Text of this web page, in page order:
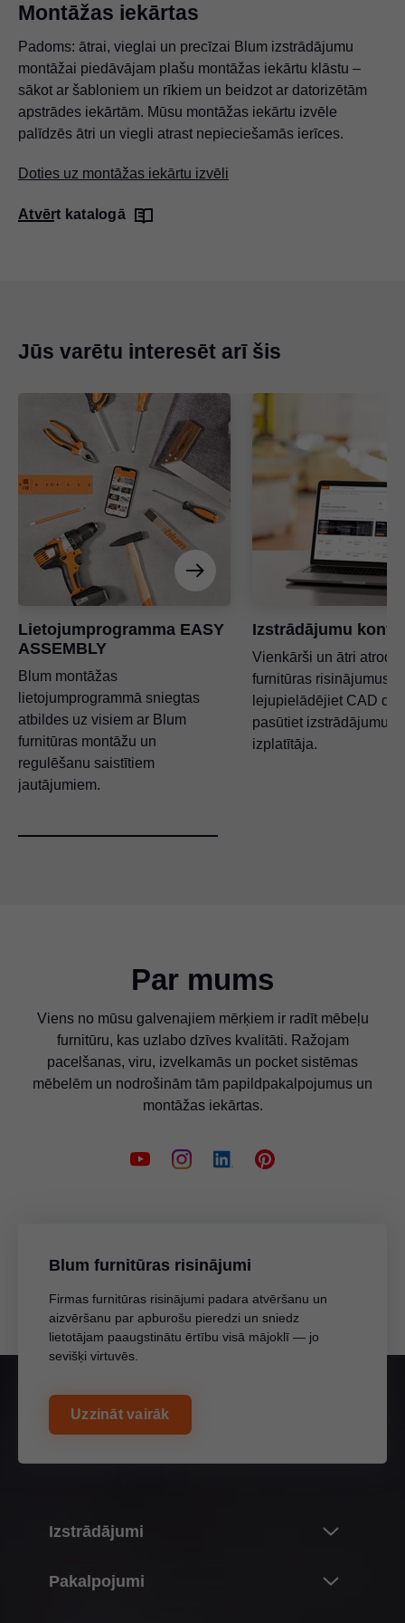
Montāžas iekārtas
Padoms: ātrai, vieglai un precīzai Blum izstrādājumu
montāžai piedāvājam plašu montāžas iekārtu klāstu –
sākot ar šabloniem un rīkiem un beidzot ar datorizētām
apstrādes iekārtām. Mūsu montāžas iekārtu izvēle
palīdzēs ātri un viegli atrast nepieciešamās ierīces.
Doties uz montāžas iekārtu izvēli
Atvērt katalogā
Jūs varētu interesēt arī šis
Lietojumprogramma EASY
ASSEMBLY
Blum montāžas
lietojumprogrammā sniegtas
atbildes uz visiem ar Blum
furnitūras montāžu un
regulēšanu saistītiem
jautājumiem.
Izstrādājumu
Vienkārši un ātri
furnitūras risinājumus,
lejupielādējiet CAD
pasūtiet izstrādājumus
izplatītāja.
Par mums
Viens no mūsu galvenajiem mērķiem ir radīt mēbeļu
furnitūru, kas uzlabo dzīves kvalitāti. Ražojam
pacelšanas, viru, izvelkamās un pocket sistēmas
mēbelēm un nodrošinām tām papildpakalpojumus un
montāžas iekārtas.
Blum furnitūras risinājumi
Firmas furnitūras risinājumi padara atvēršanu un
aizvēršanu par apburošu pieredzi un sniedz
lietotājam paaugstinātu ērtību visā mājoklī — jo
sevišķi virtuvēs.
Uzzināt vairāk
Izstrādājumi
Pakalpojumi